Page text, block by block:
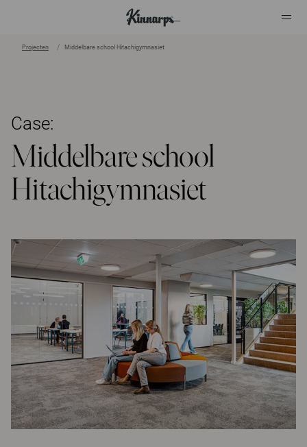
Projecten Middelbare school Hitachigymnasiet
Case:
Middelbare school
Hitachigymnasiet